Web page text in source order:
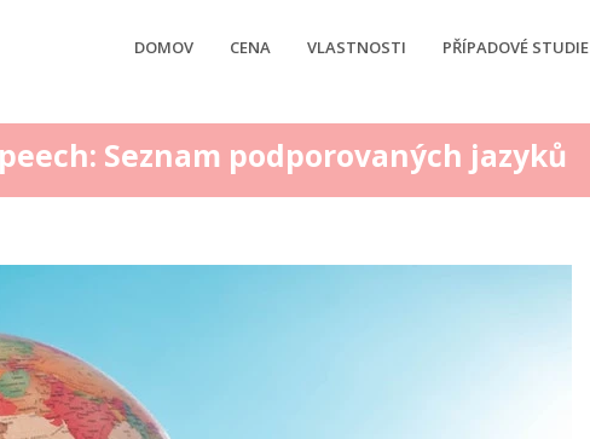
DOMOV CENA VLASTNOSTI PŘÍPADOVÉ STUDIE
Seznam podporovaných jazyků